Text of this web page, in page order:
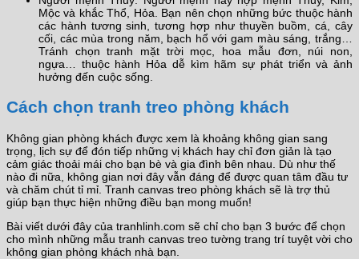
Mộc và khắc Thổ, Hỏa. Bạn nên chọn những bức thuộc hành
các hành tương sinh, tương hợp như thuyền buồm, cá, cây
cối, các mùa trong năm, bạch hổ với gam màu sáng, trắng…
Tránh chọn tranh mặt trời mọc, hoa mẫu đơn, núi non,
ngựa… thuộc hành Hỏa dễ kìm hãm sự phát triển và ảnh
hưởng đến cuộc sống.
Cách chọn tranh treo phòng khách
Không gian phòng khách được xem là khoảng không gian sang
trọng, lịch sự để đón tiếp những vị khách hay chỉ đơn giản là tạo
cảm giác thoải mái cho bạn bè và gia đình bên nhau. Dù như thế
nào đi nữa, không gian nơi đây vẫn đáng để được quan tâm đầu tư
và chăm chút tỉ mỉ. Tranh canvas treo phòng khách sẽ là trợ thủ
giúp bạn thực hiện những điều bạn mong muốn!
Bài viết dưới đây của tranhlinh.com sẽ chỉ cho bạn 3 bước để chọn
cho mình những mẫu tranh canvas treo tường trang trí tuyệt vời cho
không gian phòng khách nhà bạn.